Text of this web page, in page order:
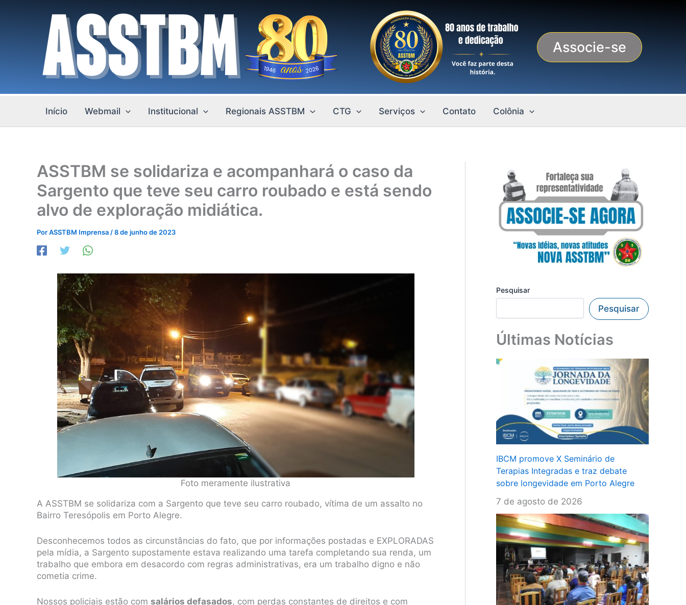
Associe-se
Início Webmail Institucional Regionais ASSTBM CTG Serviços Contato Colônia
ASSTBM se solidariza e acompanhará o caso da
Sargento que teve seu carro roubado e está sendo
alvo de exploração midiática.
PorASSTBM Imprensa /8 de junho de 2023
Foto meramente ilustrativa
A ASSTBM se solidariza com a Sargento que teve seu carro roubado, vítima de um assalto no
Bairro Teresópolis em Porto Alegre.
Desconhecemos todos as circunstâncias do fato, que por informações postadas e EXPLORADAS
pela mídia, a Sargento supostamente estava realizando uma tarefa completando sua renda, um
trabalho que embora em desacordo com regras administrativas, era um trabalho digno e não
cometia crime.
Nossos policiais estão com salários defasados, com perdas constantes de direitos e com
Pesquisar
Pesquisar
Últimas Notícias
IBCM promove X Seminário de
Terapias Integradas e traz debate
sobre longevidade em Porto Alegre
7 de agosto de 2026